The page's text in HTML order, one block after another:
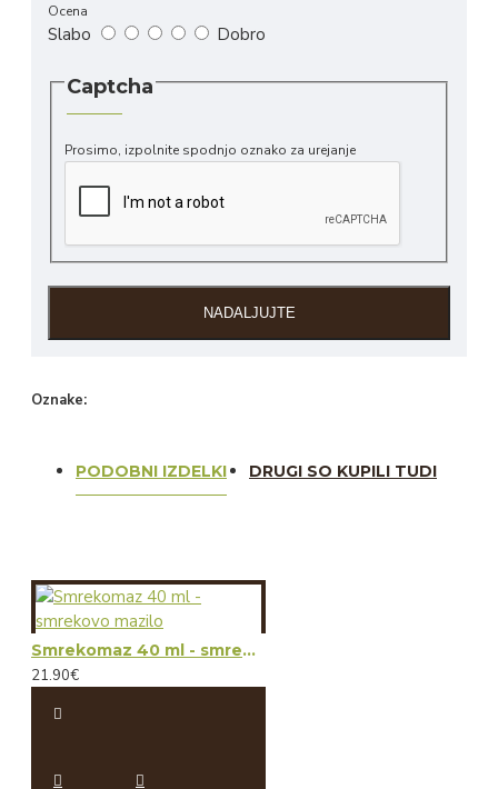
Ocena
Slabo Dobro
Captcha
Prosimo, izpolnite spodnjo oznako za urejanje
NADALJUJTE
Oznake:
PODOBNI IZDELKI DRUGI SO KUPILI TUDI
Smrekomaz 40 ml - smrekovo mazilo
21.90€